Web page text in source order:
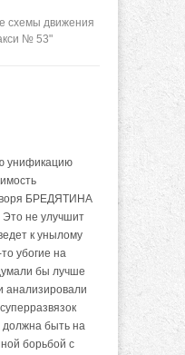
схемы движения
№ 53"
унификацию
БРЕДЯТИНА
Это не улучшит
к унылому
убогие на
бы лучше
анализировали
должна быть на
борьбой с